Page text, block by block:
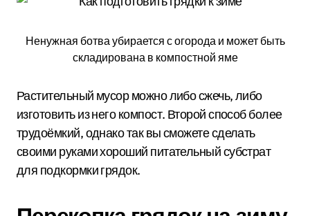
Ненужная ботва убирается с огорода и может быть
складирована в компостной яме
Растительный мусор можно либо сжечь, либо
изготовить из него компост. Второй способ более
трудоёмкий, однако так вы сможете сделать
своими руками хороший питательный субстрат
для подкормки грядок.